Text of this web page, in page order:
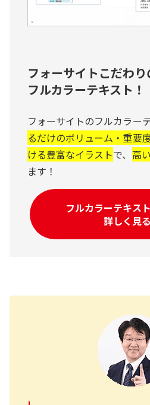
フォーサイトこだわり
フルカラーテキスト！
フォーサイトのフルカラー
るだけのボリューム・重要
ける豊富なイラストで、 高
ます！
フルカラーテキス
詳しく見る